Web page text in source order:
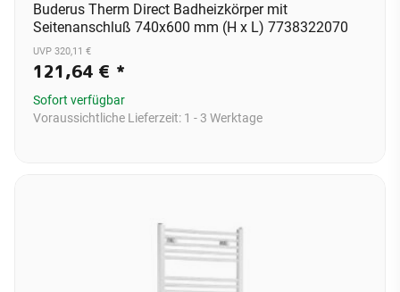
Buderus Therm Direct Badheizkörper mit
Seitenanschluß 740x600 mm (H x L) 7738322070
UVP 320,11 €
121,64 € *
Sofort verfügbar
Voraussichtliche Lieferzeit: 1 - 3 Werktage